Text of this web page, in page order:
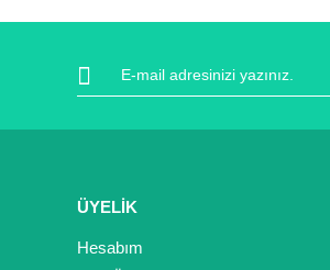
ÜYELİK
Hesabım